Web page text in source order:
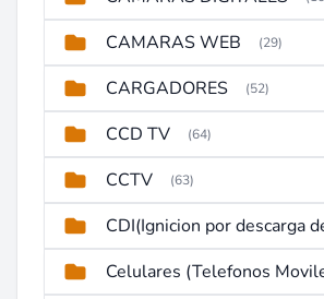
CAMARAS WEB (29)
CARGADORES (52)
CCD TV (64)
CCTV (63)
Celulares (Telefonos